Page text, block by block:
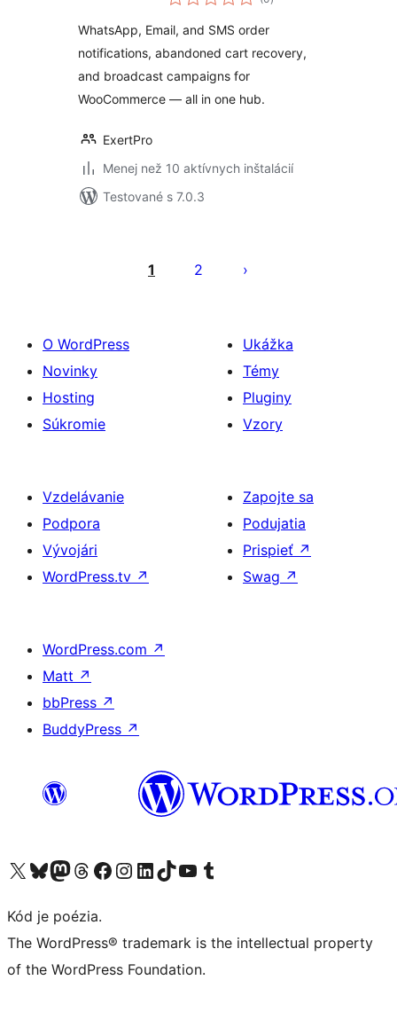
hodnotenie
WhatsApp, Email, and SMS order
notifications, abandoned cart recovery,
and broadcast campaigns for
WooCommerce — all in one hub.
ExertPro
Menej než 10 aktívnych inštalácií
Testované s 7.0.3
príspevkov
1 2
O WordPress
Novinky
Hosting
Súkromie
Ukážka
Témy
Pluginy
Vzory
Vzdelávanie
Podpora
Vývojári
WordPress.tv ↗
Zapojte sa
Podujatia
Prispieť ↗
Swag ↗
WordPress.com ↗
Matt ↗
bbPress ↗
BuddyPress ↗
Navštívte náš účet na X (predtým Twitter)
Navštívte náš účet na platforme Bluesky
Navštívte náš účet na Mastodone
Navštívte náš účet na platforme Threads
Navštívte našu stránku na Facebooku
Navštívte náš účet Instagram
Navštívte náš účet LinkedIn
Navštívte náš účet na platforme TikTok
Navštívte náš kanál YouTube
Navštívte náš účet na platforme Tumblr
Kód je poézia.
The WordPress® trademark is the intellectual property
of the WordPress Foundation.